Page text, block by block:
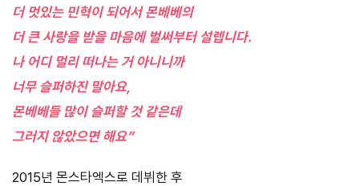
더 멋있는 민혁이 되어서 몬베베의
더 큰 사랑을 받을 마음에 벌써부터 설렙니다.
나 어디 멀리 떠나는 거 아니니까
너무 슬퍼하진 말아요,
몬베베들 많이 슬퍼할 것 같은데
그러지 않았으면 해요”
2015년 몬스타엑스로 데뷔한 후